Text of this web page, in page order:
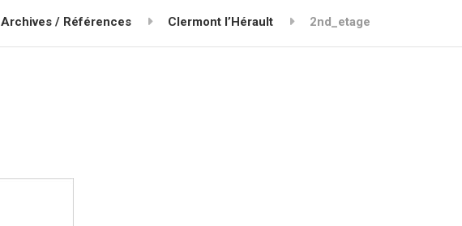
Archives / Références Clermont l’Hérault 2nd_etage